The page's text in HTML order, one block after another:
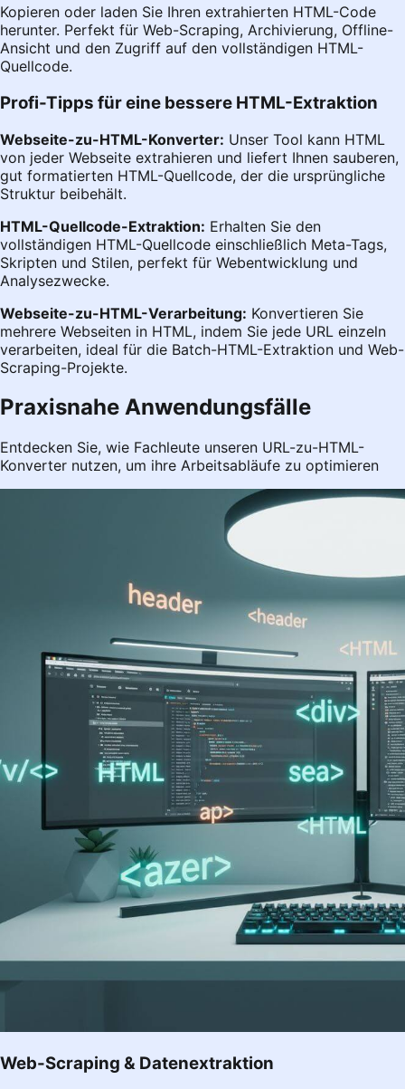
Kopieren oder laden Sie Ihren extrahierten HTML-Code
herunter. Perfekt für Web-Scraping, Archivierung, Offline-
Ansicht und den Zugriff auf den vollständigen HTML-
Quellcode.
Profi-Tipps für eine bessere HTML-Extraktion
Webseite-zu-HTML-Konverter: Unser Tool kann HTML
von jeder Webseite extrahieren und liefert Ihnen sauberen,
gut formatierten HTML-Quellcode, der die ursprüngliche
Struktur beibehält.
HTML-Quellcode-Extraktion: Erhalten Sie den
vollständigen HTML-Quellcode einschließlich Meta-Tags,
Skripten und Stilen, perfekt für Webentwicklung und
Analysezwecke.
Webseite-zu-HTML-Verarbeitung: Konvertieren Sie
mehrere Webseiten in HTML, indem Sie jede URL einzeln
verarbeiten, ideal für die Batch-HTML-Extraktion und Web-
Scraping-Projekte.
Praxisnahe Anwendungsfälle
Entdecken Sie, wie Fachleute unseren URL-zu-HTML-
Konverter nutzen, um ihre Arbeitsabläufe zu optimieren
Web-Scraping & Datenextraktion